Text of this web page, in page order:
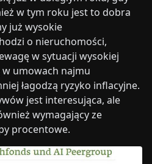
w tym roku jest to dobra
już wysokie
o nieruchomości,
w sytuacji wysokiej
w umowach najmu
łagodzą ryzyko inflacyjne.
jest interesująca, ale
wymagający ze
procentowe.